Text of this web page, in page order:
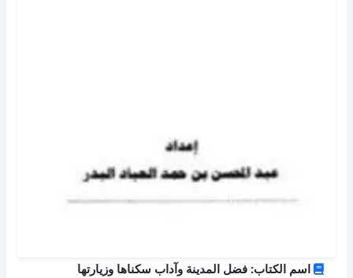
اسم الكتاب: فضل المدينة وآداب سكناها وزيارتها